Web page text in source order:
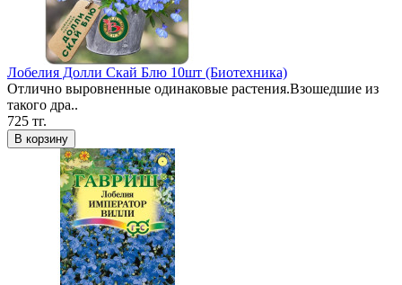
Лобелия Долли Скай Блю 10шт (Биотехника)
Отлично выровненные одинаковые растения.Взошедшие из
такого дра..
725 тг.
В корзину